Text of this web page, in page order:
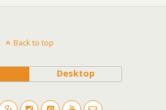
Back to top
Desktop